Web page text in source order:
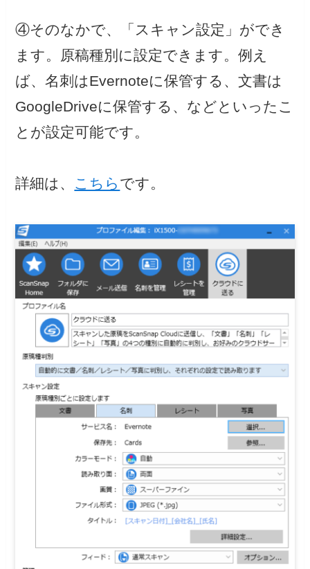
④そのなかで、「スキャン設定」ができ
ます。原稿種別に設定できます。例え
ば、名刺はEvernoteに保管する、文書は
GoogleDriveに保管する、などといったこ
とが設定可能です。
詳細は、 こちら です。